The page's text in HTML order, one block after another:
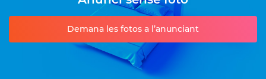
Demana les fotos a l’anunciant